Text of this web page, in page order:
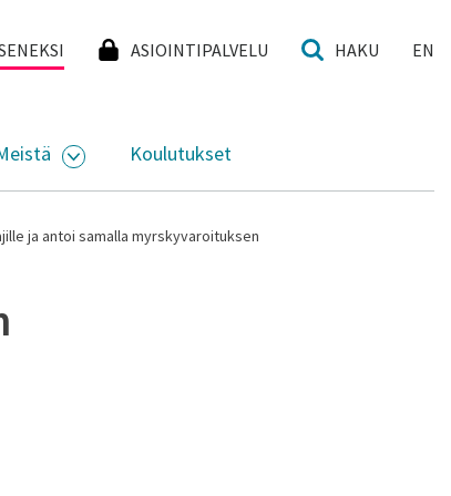
ASIOINTIPALVELU HAKU EN
VALIKKO
AVAA ALASIVUJEN VALIKKO
Koulutukset
ja antoi samalla myrskyvaroituksen